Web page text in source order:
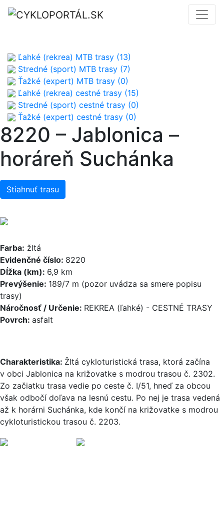
Ľahké (rekrea) MTB trasy (13)
Stredné (sport) MTB trasy (7)
Ťažké (expert) MTB trasy (0)
Ľahké (rekrea) cestné trasy (15)
Stredné (sport) cestné trasy (0)
Ťažké (expert) cestné trasy (0)
8220 – Jablonica –
horáreň Suchánka
Stiahnuť trasu
Farba: žltá
Evidenčné číslo: 8220
Dĺžka (km): 6,9 km
Prevýšenie: 189/7 m (pozor uvádza sa smere popisu
trasy)
Náročnosť / Určenie: REKREA (ľahké) - CESTNÉ TRASY
Povrch: asfalt
Charakteristika: Žltá cykloturistická trasa, ktorá začína
v obci Jablonica na križovatke s modrou trasou č. 2302.
Zo začiatku trasa vedie po ceste č. I/51, hneď za obcou
však odbočí doľava na lesnú cestu. Po nej je trasa vedená
až k horárni Suchánka, kde končí na križovatke s modrou
cykloturistickou trasou č. 2203.